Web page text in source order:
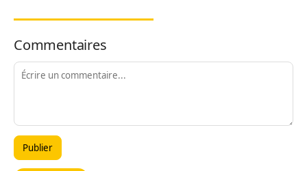
Commentaires
Publier